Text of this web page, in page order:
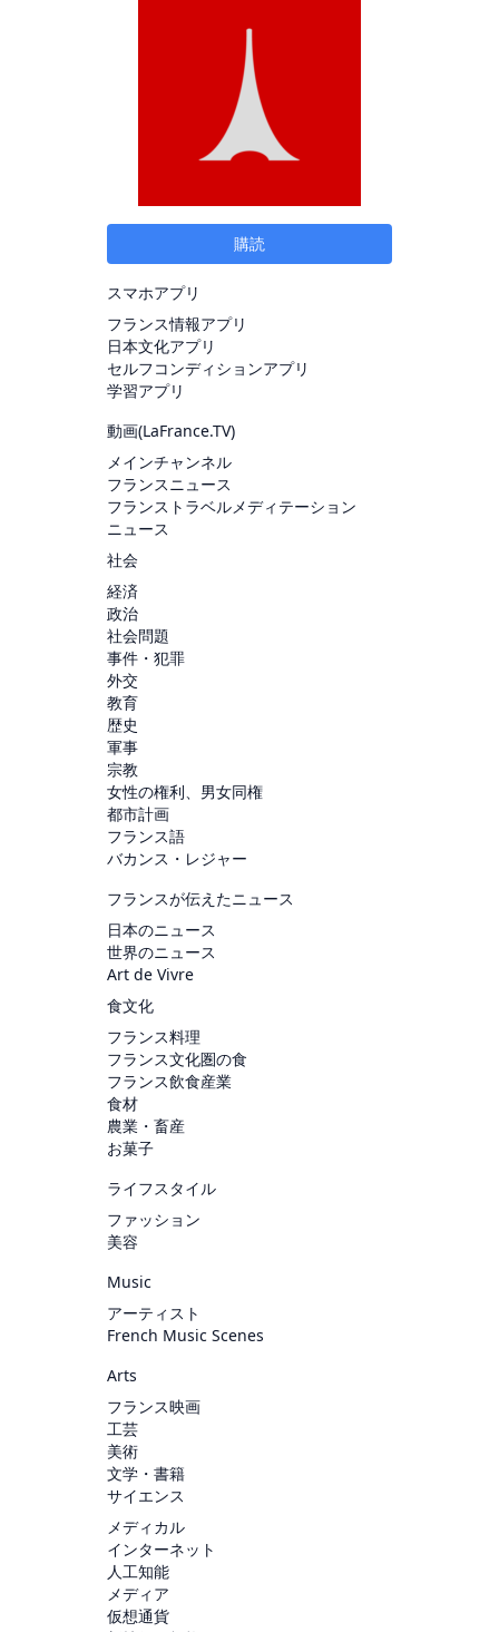
購読
スマホアプリ
フランス情報アプリ
日本文化アプリ
セルフコンディションアプリ
学習アプリ
動画(LaFrance.TV)
メインチャンネル
フランスニュース
フランストラベルメディテーション
ニュース
社会
経済
政治
社会問題
事件・犯罪
外交
教育
歴史
軍事
宗教
女性の権利、男女同権
都市計画
フランス語
バカンス・レジャー
フランスが伝えたニュース
日本のニュース
世界のニュース
Art de Vivre
食文化
フランス料理
フランス文化圏の食
フランス飲食産業
食材
農業・畜産
お菓子
ライフスタイル
ファッション
美容
Music
アーティスト
French Music Scenes
Arts
フランス映画
工芸
美術
文学・書籍
サイエンス
メディカル
インターネット
人工知能
メディア
仮想通貨